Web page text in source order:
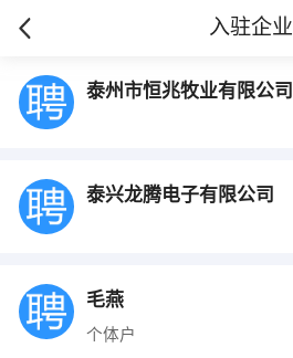
入驻企业
泰州市恒兆牧业有限公司
泰兴龙腾电子有限公司
毛燕
个体户